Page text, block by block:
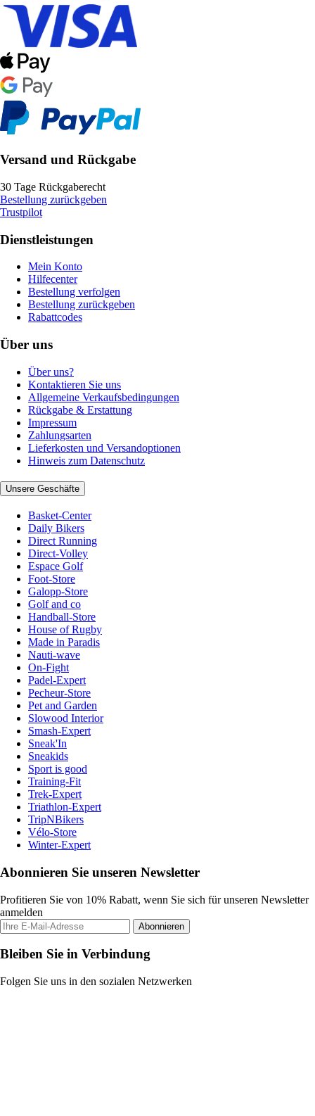
Versand und Rückgabe
30 Tage Rückgaberecht
Bestellung zurückgeben
Trustpilot
Dienstleistungen
Mein Konto
Hilfecenter
Bestellung verfolgen
Bestellung zurückgeben
Rabattcodes
Über uns
Über uns?
Kontaktieren Sie uns
Allgemeine Verkaufsbedingungen
Rückgabe & Erstattung
Impressum
Zahlungsarten
Lieferkosten und Versandoptionen
Hinweis zum Datenschutz
Unsere Geschäfte
Basket-Center
Daily Bikers
Direct Running
Direct-Volley
Espace Golf
Foot-Store
Galopp-Store
Golf and co
Handball-Store
House of Rugby
Made in Paradis
Nauti-wave
On-Fight
Padel-Expert
Pecheur-Store
Pet and Garden
Slowood Interior
Smash-Expert
Sneak'In
Sneakids
Sport is good
Training-Fit
Trek-Expert
Triathlon-Expert
TripNBikers
Vélo-Store
Winter-Expert
Abonnieren Sie unseren Newsletter
Profitieren Sie von 10% Rabatt, wenn Sie sich für unseren Newsletter
anmelden
Abonnieren
Bleiben Sie in Verbindung
Folgen Sie uns in den sozialen Netzwerken